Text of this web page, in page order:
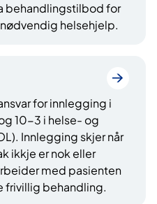
behandlingstilbod for
helsehjelp.
for innlegging i
10-3 i helse- og
Innlegging skjer når
ikkje er nok eller
med pasienten
frivillig behandling.